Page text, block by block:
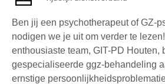
Ben jij een psychotherapeut of GZ-
nodigen we je uit om verder te
enthousiaste team, GIT-PD Houten,
gespecialiseerde ggz-behandeling
ernstige